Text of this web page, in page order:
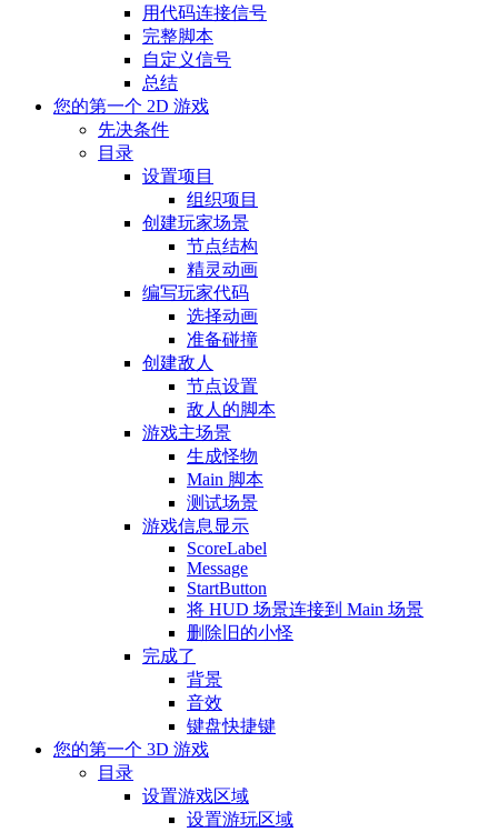
用代码连接信号
完整脚本
自定义信号
总结
您的第一个 2D 游戏
先决条件
目录
设置项目
组织项目
创建玩家场景
节点结构
精灵动画
编写玩家代码
选择动画
准备碰撞
创建敌人
节点设置
敌人的脚本
游戏主场景
生成怪物
Main 脚本
测试场景
游戏信息显示
ScoreLabel
Message
StartButton
将 HUD 场景连接到 Main 场景
删除旧的小怪
完成了
背景
音效
键盘快捷键
您的第一个 3D 游戏
目录
设置游戏区域
设置游玩区域